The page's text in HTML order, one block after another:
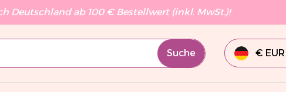
Deutschland ab 100 € Bestellwert (inkl. MwSt.)!
Suche € EUR
£ GBP